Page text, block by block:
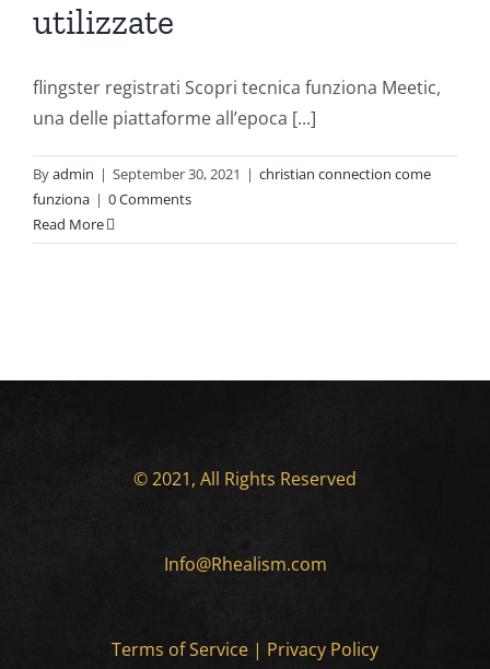
utilizzate
flingster registrati Scopri tecnica funziona Meetic,
una delle piattaforme all’epoca [...]
Byadmin | September 30, 2021 | christian connection come
funziona | 0 Comments
Read More
© 2021, All Rights Reserved
Info@Rhealism.com
Terms of Service | Privacy Policy